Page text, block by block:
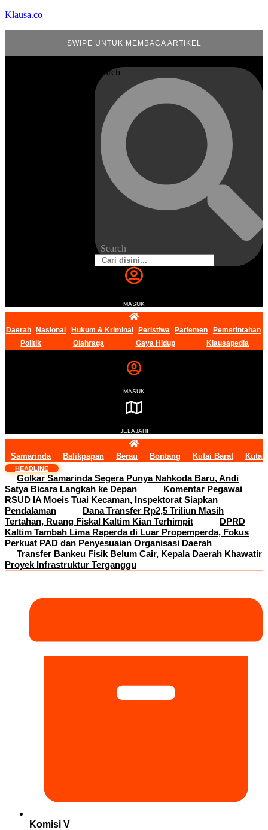
Klausa.co
SWIPE UNTUK MEMBACA ARTIKEL
Search
Search
MASUK
Daerah Nasional Hukum & Kriminal Peristiwa Parlemen
Pemerintahan
Politik
Olahraga Gaya Hidup Klausapedia
MASUK
JELAJAHI
Samarinda Balikpapan Berau Bontang Kutai Barat Kutai
HEADLINE
Golkar Samarinda Segera Punya Nahkoda Baru, Andi
Satya Bicara Langkah ke Depan
Komentar Pegawai
RSUD IA Moeis Tuai Kecaman, Inspektorat Siapkan
Pendalaman
Dana Transfer Rp2,5 Triliun Masih
Tertahan, Ruang Fiskal Kaltim Kian Terhimpit
DPRD
Kaltim Tambah Lima Raperda di Luar Propemperda, Fokus
Perkuat PAD dan Penyesuaian Organisasi Daerah
Transfer Bankeu Fisik Belum Cair, Kepala Daerah Khawatir
Proyek Infrastruktur Terganggu
Komisi V